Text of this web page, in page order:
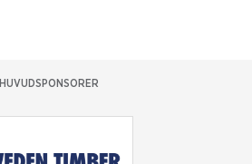
HUVUDSPONSORER